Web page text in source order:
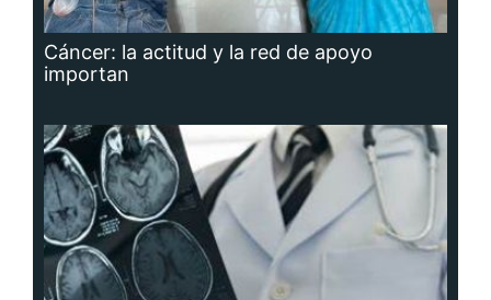
Cáncer: la actitud y la red de apoyo
importan